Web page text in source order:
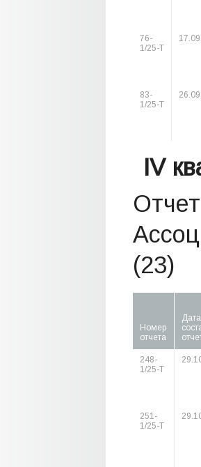
76-
1/25-Т
83-
1/25-Т
IV
(23)
Номер
отчета
Дата
248-
1/25-Т
251-
1/25-Т